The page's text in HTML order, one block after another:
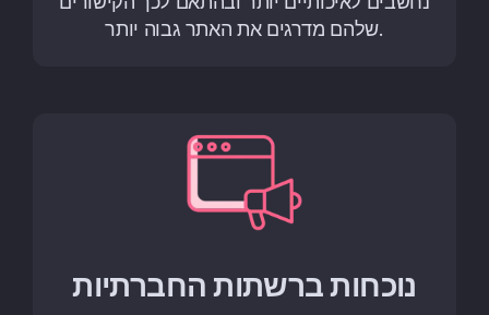
שלהם מדרגים את האתר גבוה יותר.
נוכחות ברשתות החברתיות